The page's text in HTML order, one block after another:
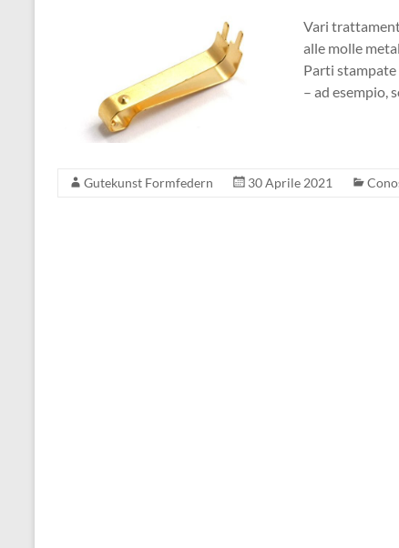
Vari
alle molle
Parti stampate
– ad esempio,
Gutekunst Formfedern 30 Aprile 2021